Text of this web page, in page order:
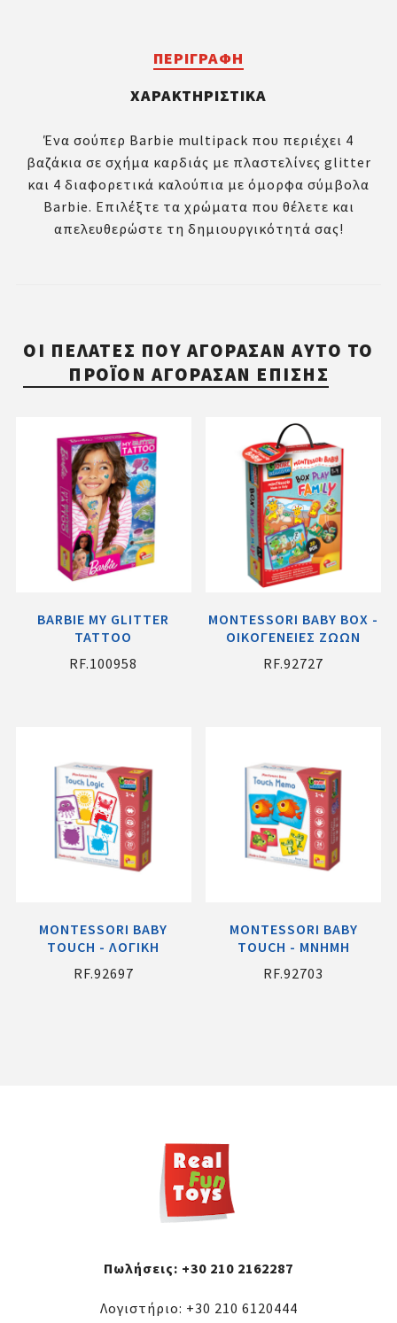
ΠΕΡΙΓΡΑΦΉ
ΧΑΡΑΚΤΗΡΙΣΤΙΚΆ
Ένα σούπερ Barbie multipack που περιέχει 4
βαζάκια σε σχήμα καρδιάς με πλαστελίνες glitter
και 4 διαφορετικά καλούπια με όμορφα σύμβολα
Barbie. Επιλέξτε τα χρώματα που θέλετε και
απελευθερώστε τη δημιουργικότητά σας!
ΟΙ ΠΕΛΆΤΕΣ ΠΟΥ ΑΓΌΡΑΣΑΝ ΑΥΤΌ ΤΟ
ΠΡΟΪΌΝ ΑΓΌΡΑΣΑΝ ΕΠΊΣΗΣ
BARBIE MY GLITTER
TATTOO
RF.100958
MONTESSORI BABY BOX -
ΟΙΚΟΓΕΝΕΙΕΣ ΖΩΩΝ
RF.92727
MONTESSORI BABY
TOUCH - ΛΟΓΙΚΗ
RF.92697
MONTESSORI BABY
TOUCH - ΜΝΗΜΗ
RF.92703
Πωλήσεις: +30 210 2162287
Λογιστήριο: +30 210 6120444